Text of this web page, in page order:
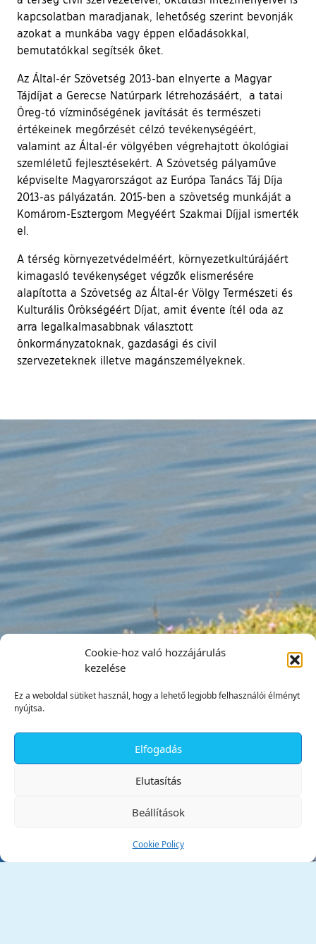
Cookie-hoz való hozzájárulás
kezelése
Ez a weboldal sütiket használ, hogy a lehető legjobb felhasználói élményt
nyújtsa.
Elfogadás
Elutasítás
Beállítások
Cookie Policy
kapcsolatban maradjanak, lehetőség szerint bevonják
azokat a munkába vagy éppen előadásokkal,
bemutatókkal segítsék őket.
Az Által-ér Szövetség 2013-ban elnyerte a Magyar
Tájdíjat a Gerecse Natúrpark létrehozásáért, a tatai
Öreg-tó vízminőségének javítását és természeti
értékeinek megőrzését célzó tevékenységéért,
valamint az Által-ér völgyében végrehajtott ökológiai
szemléletű fejlesztésekért. A Szövetség pályaműve
képviselte Magyarországot az Európa Tanács Táj Díja
2013-as pályázatán. 2015-ben a szövetség munkáját a
Komárom-Esztergom Megyéért Szakmai Díjjal ismerték
el.
A térség környezetvédelméért, környezetkultúrájáért
kimagasló tevékenységet végzők elismerésére
alapította a Szövetség az Által-ér Völgy Természeti és
Kulturális Örökségéért Díjat, amit évente ítél oda az
arra legalkalmasabbnak választott
önkormányzatoknak, gazdasági és civil
szervezeteknek illetve magánszemélyeknek.
Tata Város Önkormányzata
✕